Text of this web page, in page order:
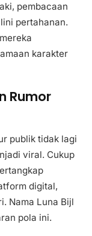
pembacaan
pertahanan.
karakter
Rumor
publik tidak lagi
viral. Cukup
digital,
Nama Luna Bijl
pola ini.